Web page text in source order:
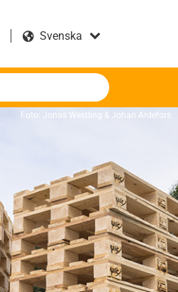
Foto: Jonas Westling & Johan Ardefors